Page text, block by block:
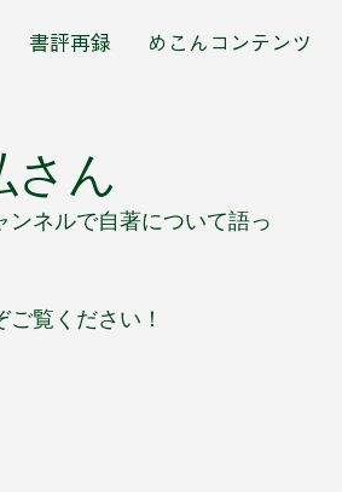
書評再録 めこんコンテンツ
ん
ネルで自著について語っ
ご覧ください！